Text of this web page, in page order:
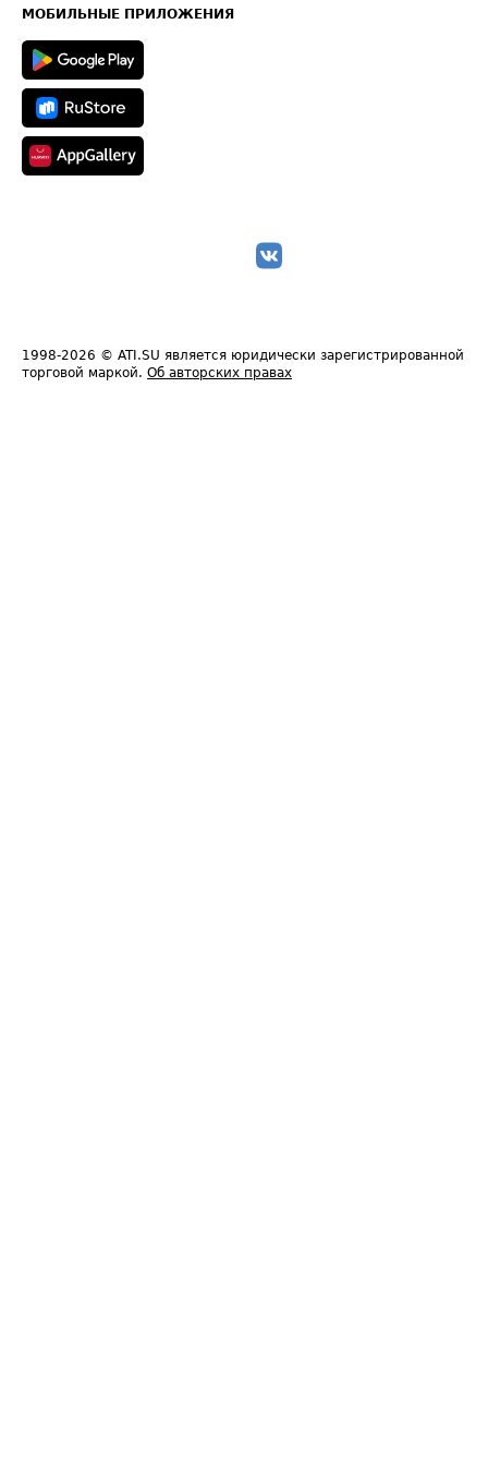
Техническая информация
МОБИЛЬНЫЕ ПРИЛОЖЕНИЯ
1998-2026 © ATI.SU является юридически зарегистрированной
торговой маркой. Об авторских правах